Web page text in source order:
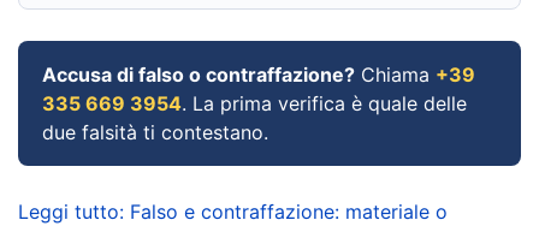
Accusa di falso o contraffazione? Chiama +39
335 669 3954. La prima verifica è quale delle
due falsità ti contestano.
Leggi tutto: Falso e contraffazione: materiale o